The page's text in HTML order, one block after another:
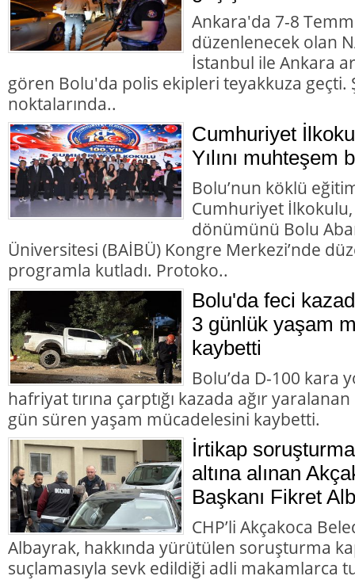
Ankara'da 7-8
düzenlenecek olan
İstanbul ile Ankara
gören Bolu'da polis ekipleri teyakkuza geçti.
noktalarında..
Cumhuriyet
Yılını muhteşem
Bolu’nun köklü
Cumhuriyet
dönümünü Bolu
Üniversitesi (BAİBÜ) Kongre Merkezi’nde
programla kutladı. Protoko..
Bolu'da feci
3 günlük yaşam
kaybetti
Bolu’da D-100 kara
hafriyat tırına çarptığı kazada ağır
gün süren yaşam mücadelesini kaybetti.
İrtikap
altına alınan
Başkanı Fikret
CHP’li Akçakoca
Albayrak, hakkında yürütülen soruşturma
suçlamasıyla sevk edildiği adli makamlarca